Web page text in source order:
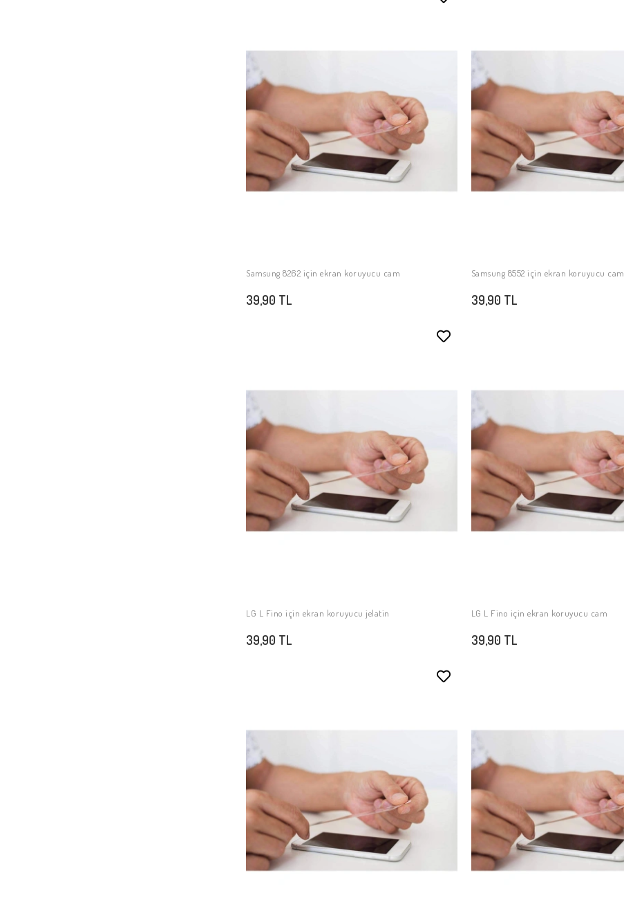
SEPETE EKLE
Samsung 8262 için ekran koruyucu cam
39,90 TL
SEPETE EKLE
Samsung 8552 için ekran koruyucu cam
39,90 TL
SEPETE EKLE
LG L Fino için ekran koruyucu jelatin
39,90 TL
SEPETE EKLE
LG L Fino için ekran koruyucu cam
39,90 TL